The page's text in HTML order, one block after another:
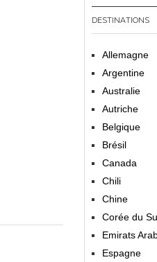
DESTINATIONS
Allemagne
Argentine
Australie
Autriche
Belgique
Brésil
Canada
Chili
Chine
Corée du
Emirats
Espagne